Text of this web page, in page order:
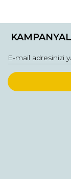
konularda
Görüş ve
Ürün resmi
Ürün
Ürün fiyatı